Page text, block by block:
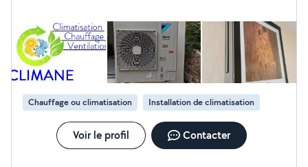
Chauffage ou climatisation Installation de climatisation
Voir le profil Contacter